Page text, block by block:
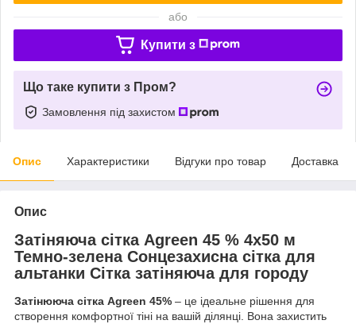
або
Купити з
Що таке купити з Пром?
Замовлення під захистом
Опис Характеристики Відгуки про товар Доставка
Опис
Затіняюча сітка Agreen 45 % 4х50 м
Темно-зелена Сонцезахисна сітка для
альтанки Сітка затіняюча для городу
Затінююча сітка Agreen 45% – це ідеальне рішення для
створення комфортної тіні на вашій ділянці. Вона захистить